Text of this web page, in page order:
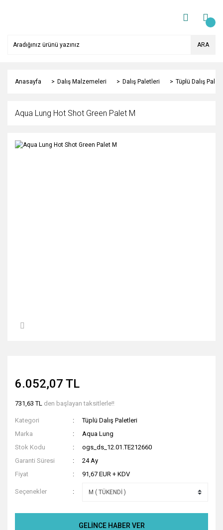
ARA
Anasayfa Dalış Malzemeleri Dalış Paletleri Tüplü Dalış
Aqua Lung Hot Shot Green Palet M
6.052,07 TL
731,63 TL den başlayan taksitlerle!!
Kategori
Tüplü Dalış Paletleri
Marka
Aqua Lung
Stok Kodu
ogs_ds_12.01.TE212660
Garanti Süresi
24 Ay
Fiyat
91,67 EUR + KDV
Seçenekler
GELİNCE HABER VER